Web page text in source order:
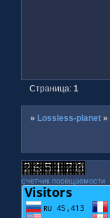
Страница:1
»Lossless-planet »
счетчик посещаемости